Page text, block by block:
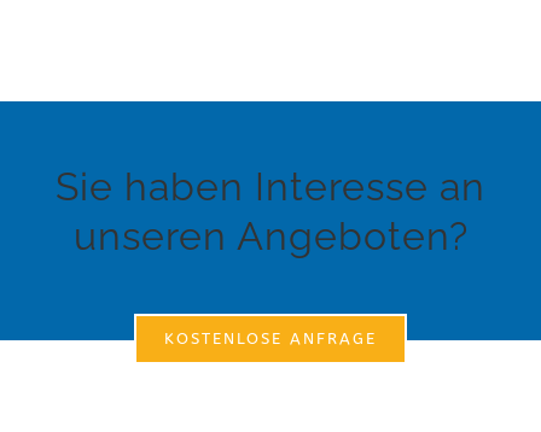
Sie haben Interesse an
unseren Angeboten?
KOSTENLOSE ANFRAGE